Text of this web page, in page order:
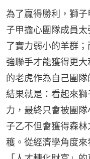
為了贏得勝利，獅
子甲擔心團隊成員
了實力弱小的羊群
強聯手才能獲得更
的老虎作為自己團隊
結果就是：看起來
力，最終只會被團
子乙不但會獲得森
穫。從經濟學角度